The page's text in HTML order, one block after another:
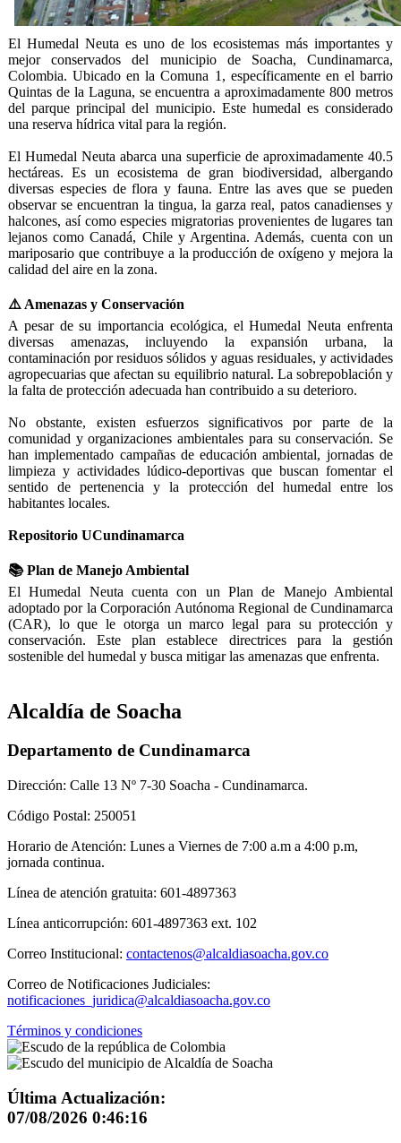
El Humedal Neuta es uno de los ecosistemas más importantes y
mejor conservados del municipio de Soacha, Cundinamarca,
Colombia. Ubicado en la Comuna 1, específicamente en el barrio
Quintas de la Laguna, se encuentra a aproximadamente 800 metros
del parque principal del municipio. Este humedal es considerado
una reserva hídrica vital para la región.
El Humedal Neuta abarca una superficie de aproximadamente 40.5
hectáreas. Es un ecosistema de gran biodiversidad, albergando
diversas especies de flora y fauna. Entre las aves que se pueden
observar se encuentran la tingua, la garza real, patos canadienses y
halcones, así como especies migratorias provenientes de lugares tan
lejanos como Canadá, Chile y Argentina. Además, cuenta con un
mariposario que contribuye a la producción de oxígeno y mejora la
calidad del aire en la zona.
⚠️ Amenazas y Conservación
A pesar de su importancia ecológica, el Humedal Neuta enfrenta
diversas amenazas, incluyendo la expansión urbana, la
contaminación por residuos sólidos y aguas residuales, y actividades
agropecuarias que afectan su equilibrio natural. La sobrepoblación y
la falta de protección adecuada han contribuido a su deterioro.
No obstante, existen esfuerzos significativos por parte de la
comunidad y organizaciones ambientales para su conservación. Se
han implementado campañas de educación ambiental, jornadas de
limpieza y actividades lúdico-deportivas que buscan fomentar el
sentido de pertenencia y la protección del humedal entre los
habitantes locales.
Repositorio UCundinamarca
📚 Plan de Manejo Ambiental
El Humedal Neuta cuenta con un Plan de Manejo Ambiental
adoptado por la Corporación Autónoma Regional de Cundinamarca
(CAR), lo que le otorga un marco legal para su protección y
conservación. Este plan establece directrices para la gestión
sostenible del humedal y busca mitigar las amenazas que enfrenta.
Alcaldía de Soacha
Departamento de Cundinamarca
Dirección: Calle 13 Nº 7-30 Soacha - Cundinamarca.
Código Postal: 250051
Horario de Atención: Lunes a Viernes de 7:00 a.m a 4:00 p.m,
jornada continua.
Línea de atención gratuita: 601-4897363
Línea anticorrupción: 601-4897363 ext. 102
Correo Institucional: contactenos@alcaldiasoacha.gov.co
Correo de Notificaciones Judiciales:
notificaciones_juridica@alcaldiasoacha.gov.co
Términos y condiciones
Última Actualización:
07/08/2026 0:46:16